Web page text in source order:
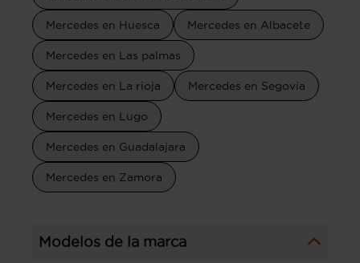
Mercedes en Huesca Mercedes en Albacete
Mercedes en Las palmas
Mercedes en La rioja Mercedes en Segovia
Mercedes en Lugo
Mercedes en Guadalajara
Mercedes en Zamora
Modelos de la marca